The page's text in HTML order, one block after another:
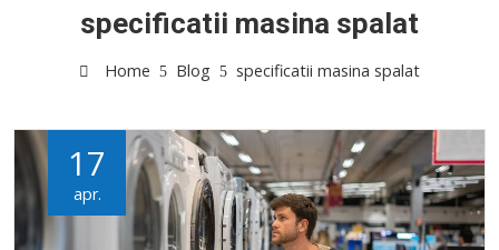
specificatii masina spalat
Home Blog specificatii masina spalat
17
apr.